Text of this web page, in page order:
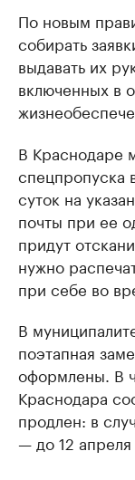
По новым
собирать
выдавать их
включенных в
В Краснодаре
спецпропуска
суток на
почты при ее
придут
нужно
при себе во
В
поэтапная
оформлены. В
Краснодара
продлен: в
— до 12 апреля